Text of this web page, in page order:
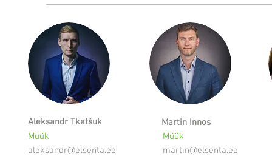
Aleksandr Tkatšuk
Müük
aleksandr@elsenta.ee
Martin Innos
Müük
martin@elsenta.ee